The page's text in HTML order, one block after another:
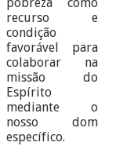
recurso e
condição
favorável para
colaborar na
missão do
Espírito
mediante o
nosso dom
específico.